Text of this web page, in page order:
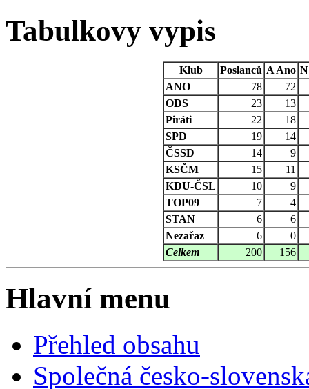
Tabulkovy vypis
Klub Poslanců A Ano N
ANO
78
72
ODS
23
13
Piráti
22
18
SPD
19
14
ČSSD
14
9
KSČM
15
11
KDU-ČSL
10
9
TOP09
7
4
STAN
6
6
Nezařaz
6
0
Celkem
200 156
Hlavní menu
Přehled obsahu
Společná česko-